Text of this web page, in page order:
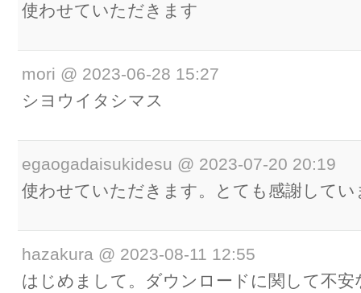
使わせていただきます
mori @ 2023-06-28 15:27
シヨウイタシマス
egaogadaisukidesu @ 2023-07-20 20:19
使わせていただきます。とても感謝してい
hazakura @ 2023-08-11 12:55
はじめまして。ダウンロードに関して不安